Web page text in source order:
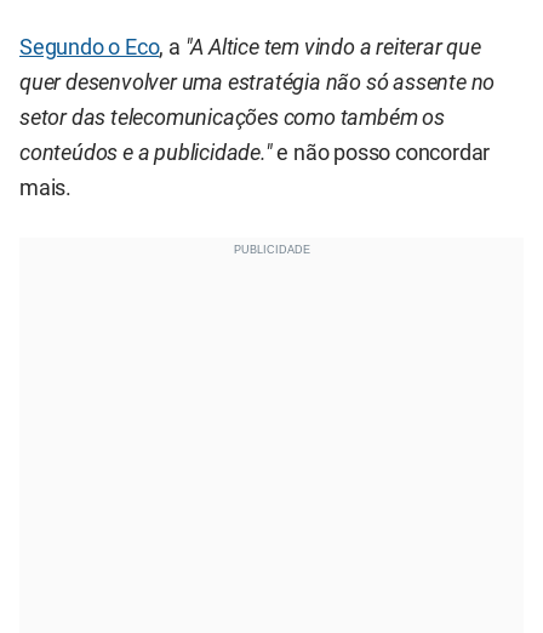
Segundo o Eco, a "A Altice tem vindo a reiterar que
quer desenvolver uma estratégia não só assente no
setor das telecomunicações como também os
conteúdos e a publicidade."e não posso concordar
mais.